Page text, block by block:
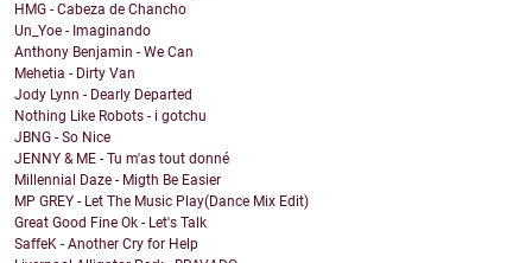
HMG - Cabeza de Chancho
Un_Yoe - Imaginando
Anthony Benjamin - We Can
Mehetia - Dirty Van
Jody Lynn - Dearly Departed
Nothing Like Robots - i gotchu
JBNG - So Nice
JENNY & ME - Tu m'as tout donné
Millennial Daze - Migth Be Easier
MP GREY - Let The Music Play(Dance Mix Edit)
Great Good Fine Ok - Let's Talk
SaffeK - Another Cry for Help